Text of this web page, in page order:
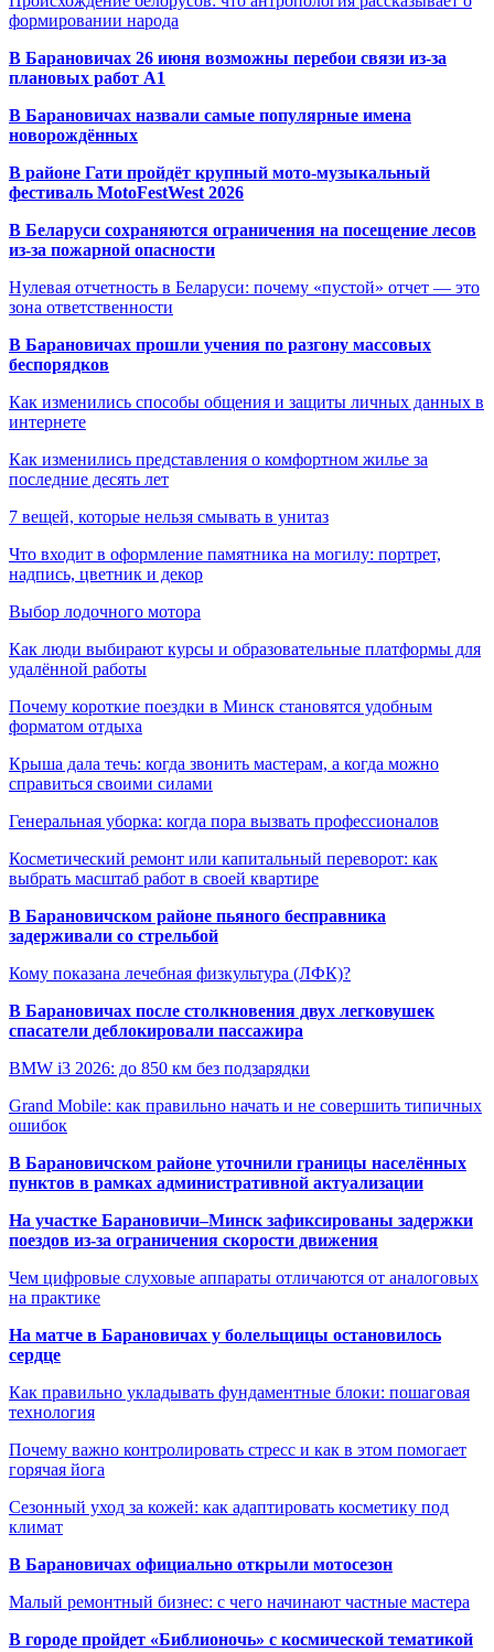
формировании народа
В Барановичах 26 июня возможны перебои связи из-за
плановых работ A1
В Барановичах назвали самые популярные имена
новорождённых
В районе Гати пройдёт крупный мото-музыкальный
фестиваль MotoFestWest 2026
В Беларуси сохраняются ограничения на посещение лесов
из-за пожарной опасности
Нулевая отчетность в Беларуси: почему «пустой» отчет — это
зона ответственности
В Барановичах прошли учения по разгону массовых
беспорядков
Как изменились способы общения и защиты личных данных в
интернете
Как изменились представления о комфортном жилье за
последние десять лет
7 вещей, которые нельзя смывать в унитаз
Что входит в оформление памятника на могилу: портрет,
надпись, цветник и декор
Выбор лодочного мотора
Как люди выбирают курсы и образовательные платформы для
удалённой работы
Почему короткие поездки в Минск становятся удобным
форматом отдыха
Крыша дала течь: когда звонить мастерам, а когда можно
справиться своими силами
Генеральная уборка: когда пора вызвать профессионалов
Косметический ремонт или капитальный переворот: как
выбрать масштаб работ в своей квартире
В Барановичском районе пьяного бесправника
задерживали со стрельбой
Кому показана лечебная физкультура (ЛФК)?
В Барановичах после столкновения двух легковушек
спасатели деблокировали пассажира
BMW i3 2026: до 850 км без подзарядки
Grand Mobile: как правильно начать и не совершить типичных
ошибок
В Барановичском районе уточнили границы населённых
пунктов в рамках административной актуализации
На участке Барановичи–Минск зафиксированы задержки
поездов из-за ограничения скорости движения
Чем цифровые слуховые аппараты отличаются от аналоговых
на практике
На матче в Барановичах у болельщицы остановилось
сердце
Как правильно укладывать фундаментные блоки: пошаговая
технология
Почему важно контролировать стресс и как в этом помогает
горячая йога
Сезонный уход за кожей: как адаптировать косметику под
климат
В Барановичах официально открыли мотосезон
Малый ремонтный бизнес: с чего начинают частные мастера
В городе пройдет «Библионочь» с космической тематикой